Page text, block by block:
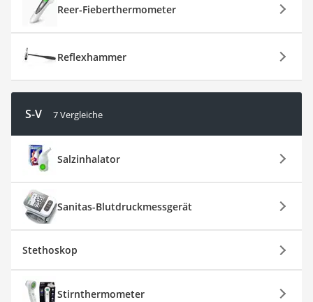
Reer-Fieberthermometer
Reflexhammer
S-V 7 Vergleiche
Salzinhalator
Sanitas-Blutdruckmessgerät
Stethoskop
Stirnthermometer